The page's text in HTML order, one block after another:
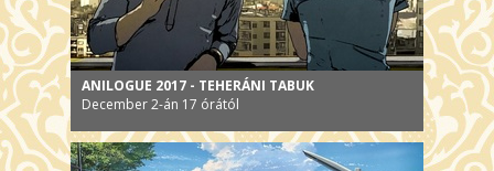
ANILOGUE 2017 - TEHERÁNI TABUK
December 2-án 17 órától